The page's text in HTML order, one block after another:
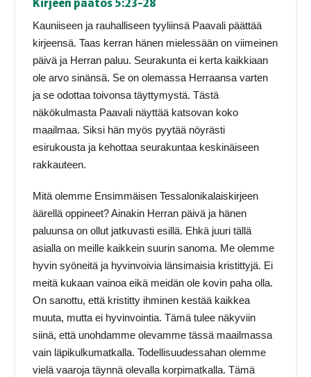
Kirjeen päätös 5:23-28
Kauniiseen ja rauhalliseen tyyliinsä Paavali päättää
kirjeensä. Taas kerran hänen mielessään on viimeinen
päivä ja Herran paluu. Seurakunta ei kerta kaikkiaan
ole arvo sinänsä. Se on olemassa Herraansa varten
ja se odottaa toivonsa täyttymystä. Tästä
näkökulmasta Paavali näyttää katsovan koko
maailmaa. Siksi hän myös pyytää nöyrästi
esirukousta ja kehottaa seurakuntaa keskinäiseen
rakkauteen.
Mitä olemme Ensimmäisen Tessalonikalaiskirjeen
äärellä oppineet? Ainakin Herran päivä ja hänen
paluunsa on ollut jatkuvasti esillä. Ehkä juuri tällä
asialla on meille kaikkein suurin sanoma. Me olemme
hyvin syöneitä ja hyvinvoivia länsimaisia kristittyjä. Ei
meitä kukaan vainoa eikä meidän ole kovin paha olla.
On sanottu, että kristitty ihminen kestää kaikkea
muuta, mutta ei hyvinvointia. Tämä tulee näkyviin
siinä, että unohdamme olevamme tässä maailmassa
vain läpikulkumatkalla. Todellisuudessahan olemme
vielä vaaroja täynnä olevalla korpimatkalla. Tämä